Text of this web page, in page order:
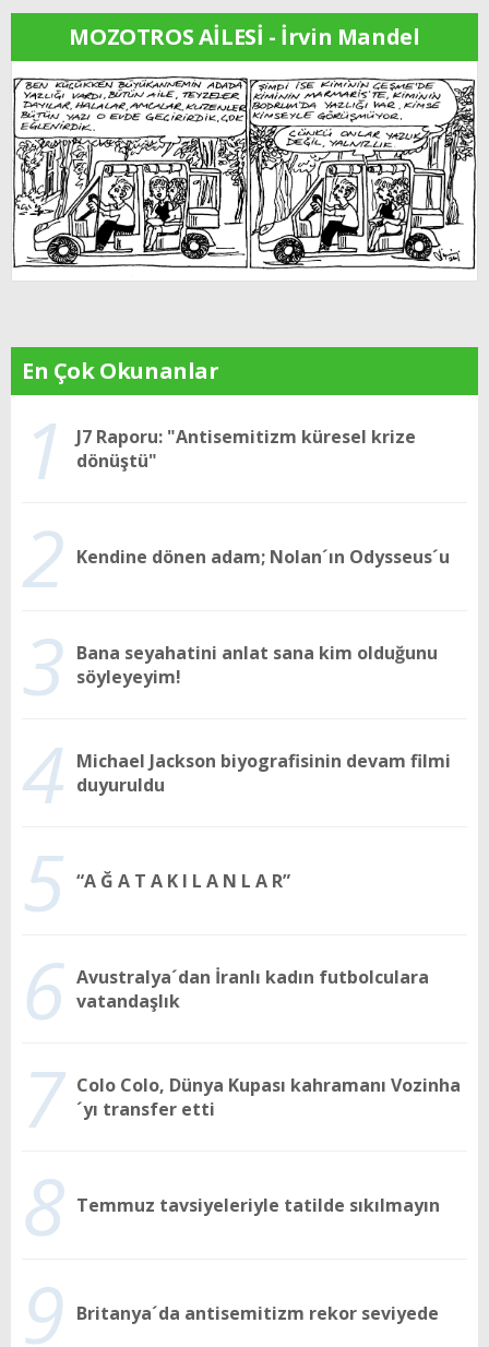
MOZOTROS AİLESİ - İrvin Mandel
En Çok Okunanlar
1
J7 Raporu: "Antisemitizm küresel krize
dönüştü"
2 Kendine dönen adam; Nolan´ın Odysseus´u
3 Bana seyahatini anlat sana kim olduğunu
söyleyeyim!
4 Michael Jackson biyografisinin devam filmi
duyuruldu
5 “A Ğ A T A K I L A N L A R”
6 Avustralya´dan İranlı kadın futbolculara
vatandaşlık
7 Colo Colo, Dünya Kupası kahramanı Vozinha
´yı transfer etti
8 Temmuz tavsiyeleriyle tatilde sıkılmayın
9 Britanya´da antisemitizm rekor seviyede